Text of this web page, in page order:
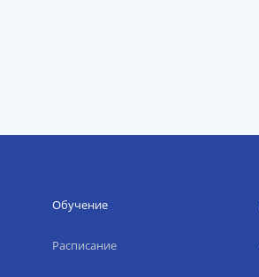
Обучение
Расписание